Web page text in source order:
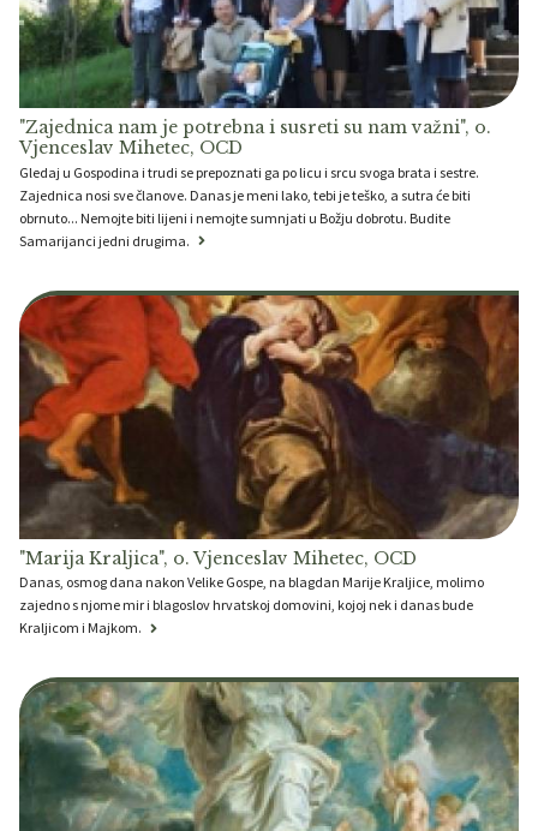
"Zajednica nam je potrebna i susreti su nam važni", o.
Vjenceslav Mihetec, OCD
Gledaj u Gospodina i trudi se prepoznati ga po licu i srcu svoga brata i sestre.
Zajednica nosi sve članove. Danas je meni lako, tebi je teško, a sutra će biti
obrnuto... Nemojte biti lijeni i nemojte sumnjati u Božju dobrotu. Budite
Samarijanci jedni drugima.
"Marija Kraljica", o. Vjenceslav Mihetec, OCD
Danas, osmog dana nakon Velike Gospe, na blagdan Marije Kraljice, molimo
zajedno s njome mir i blagoslov hrvatskoj domovini, kojoj nek i danas bude
Kraljicom i Majkom.